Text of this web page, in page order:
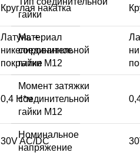
Круглая накатка
Латунь +
никелированное
покрытие
0,4 Н*м
30V AC/DC
гайки
Материал
соединительной
гайки M12
Момент затяжки
соединительной
гайки M12
Номинальное
напряжение